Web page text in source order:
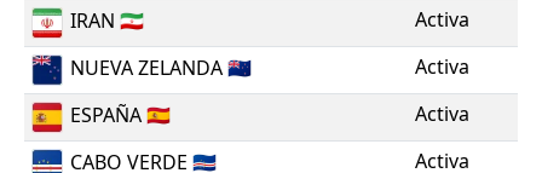
IRAN 🇮🇷
Activa
NUEVA ZELANDA🇳🇿
Activa
ESPAÑA🇪🇸
Activa
CABO VERDE 🇨🇻
Activa